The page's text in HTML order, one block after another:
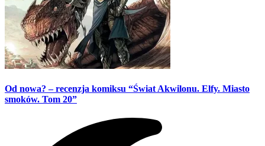
Od nowa? – recenzja komiksu “Świat Akwilonu. Elfy. Miasto
smoków. Tom 20”